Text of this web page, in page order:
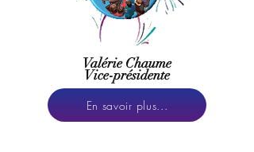
Valérie Chaume
Vice-présidente
En savoir plus...